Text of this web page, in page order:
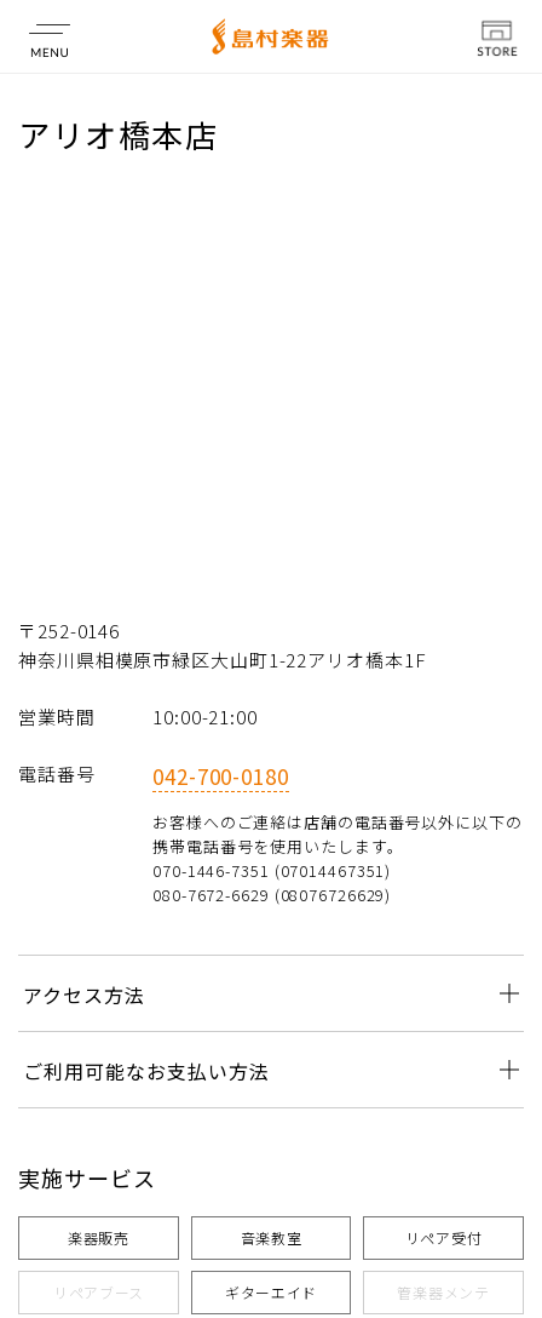
店舗情報
アリオ橋本店
〒252-0146
神奈川県相模原市緑区大山町1-22アリオ橋本1F
営業時間 10:00-21:00
電話番号 042-700-0180
お客様へのご連絡は店舗の電話番号以外に以下の
携帯電話番号を使用いたします。
070-1446-7351 (07014467351)
080-7672-6629 (08076726629)
アクセス方法
ご利用可能なお支払い方法
実施サービス
楽器販売 音楽教室 リペア受付
リペアブース ギターエイド 管楽器メンテ